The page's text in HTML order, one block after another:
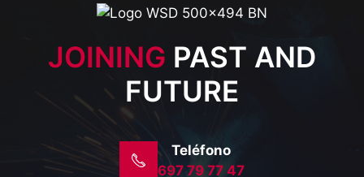
JOINING PAST AND
FUTURE
Teléfono
697 79 77 47